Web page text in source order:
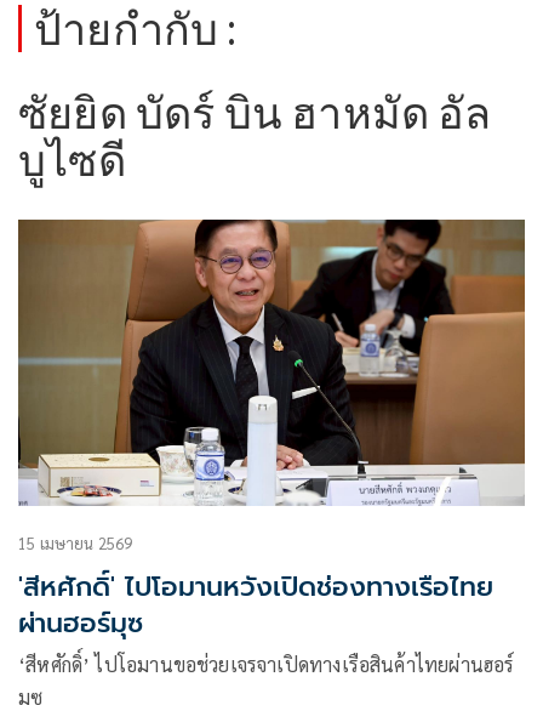
ป้ายกำกับ :
ซัยยิด บัดร์ บิน ฮาหมัด อัล
บูไซดี
15 เมษายน 2569
'สีหศักดิ์' ไปโอมานหวังเปิดช่องทางเรือไทย
ผ่านฮอร์มุซ
‘สีหศักดิ์’ ไปโอมานขอช่วยเจรจาเปิดทางเรือสินค้าไทยผ่านฮอร์
มุซ